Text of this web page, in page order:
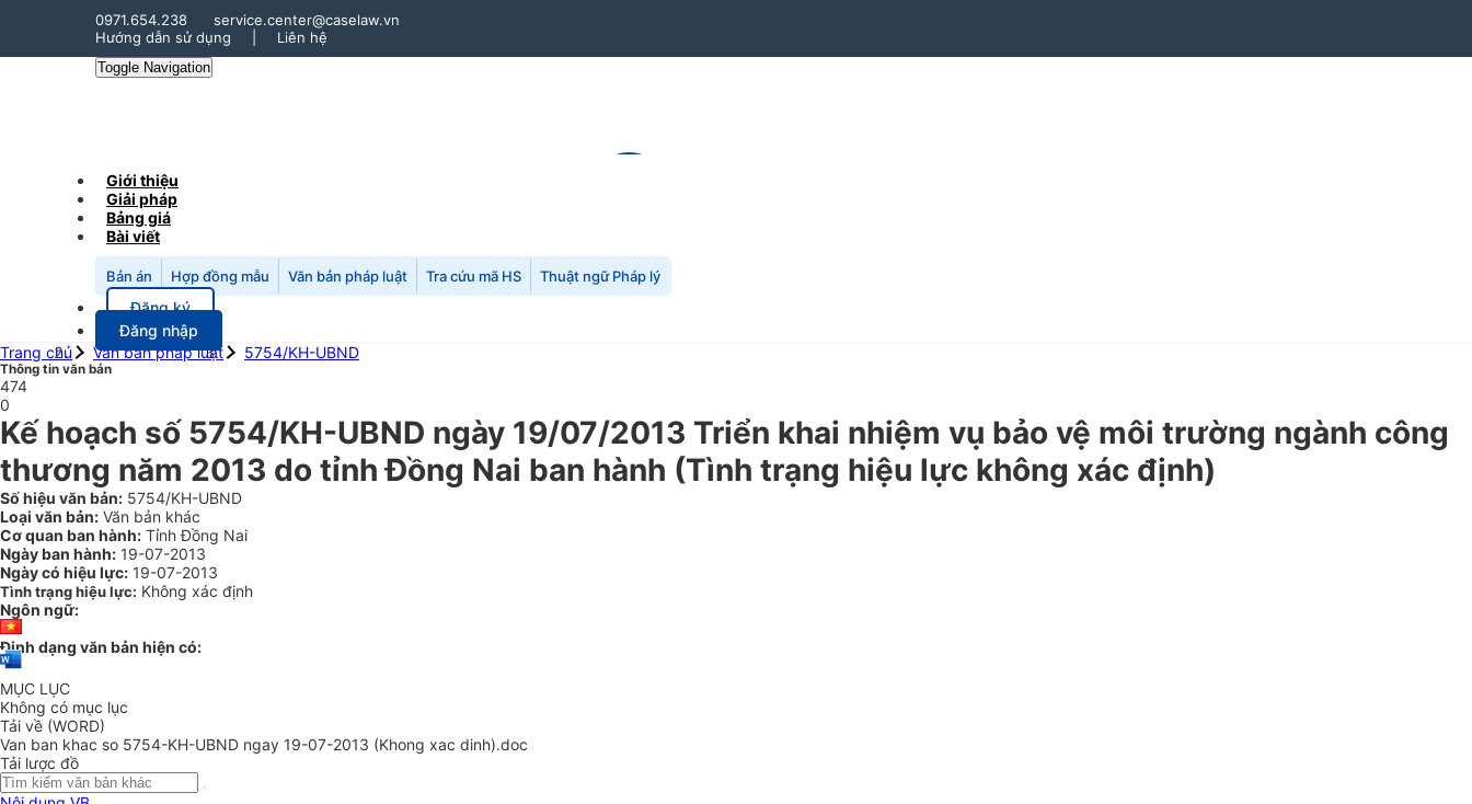
0971.654.238
service.center@caselaw.vn
Hướng dẫn sử dụng
Liên hệ
Toggle Navigation
Giới thiệu
Giải pháp
Bảng giá
Bài viết
Bản án Hợp đồng mẫu Văn bản pháp luật Tra cứu mã HS Thuật ngữ Pháp lý
Đăng ký
Đăng nhập
Trang chủ
Văn bản pháp luật 5754/KH-UBND
Thông tin văn bản
474
0
Kế hoạch số 5754/KH-UBND ngày 19/07/2013 Triển khai nhiệm vụ bảo vệ môi trường ngành công
thương năm 2013 do tỉnh Đồng Nai ban hành (Tình trạng hiệu lực không xác định)
Số hiệu văn bản: 5754/KH-UBND
Loại văn bản: Văn bản khác
Cơ quan ban hành: Tỉnh Đồng Nai
Ngày ban hành: 19-07-2013
Ngày có hiệu lực: 19-07-2013
Tình trạng hiệu lực: Không xác định
Ngôn ngữ:
Định dạng văn bản hiện có:
MỤC LỤC
Không có mục lục
Tải về (WORD)
Van ban khac so 5754-KH-UBND ngay 19-07-2013 (Khong xac dinh).doc
Tải lược đồ